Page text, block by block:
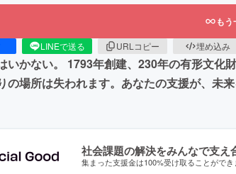
も
LINEで送る URLコピー 埋め込み
いかない。 1793年創建、230年の有形文
の場所は失われます。あなたの支援が、未来
社会課題の解決をみんなで支え
集まった支援金は100%受け取ることができ